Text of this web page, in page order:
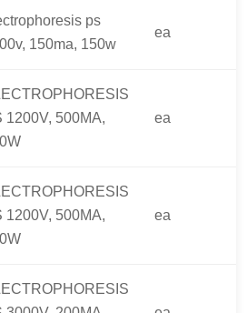
ps
150ma, 150w
ea
1200V, 500MA,
ea
1200V, 500MA,
ea